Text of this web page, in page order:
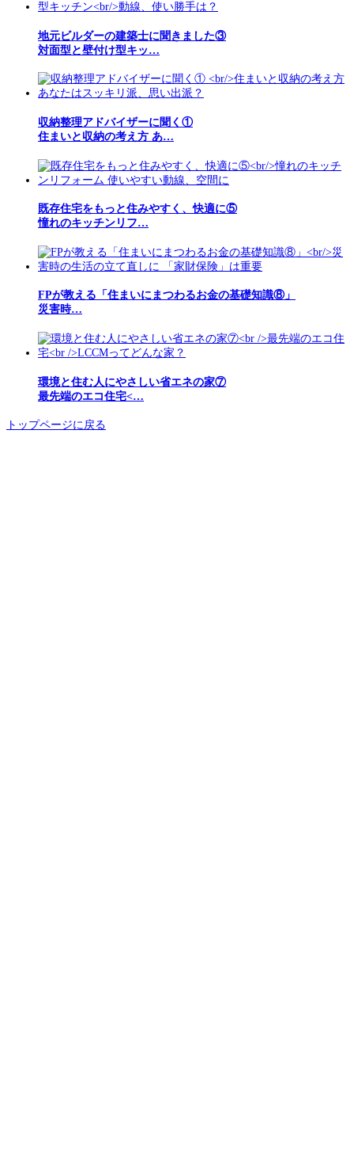
地元ビルダーの建築士に聞きました③
対面型と壁付け型キッ…
収納整理アドバイザーに聞く①
住まいと収納の考え方 あ…
既存住宅をもっと住みやすく、快適に⑤
憧れのキッチンリフ…
FPが教える「住まいにまつわるお金の基礎知識⑧」
災害時…
環境と住む人にやさしい省エネの家⑦
最先端のエコ住宅<…
トップページに戻る